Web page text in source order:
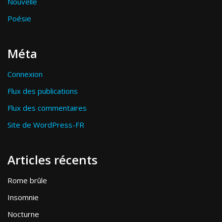
Poésie
Méta
Connexion
Flux des publications
Flux des commentaires
Site de WordPress-FR
Articles récents
Rome brûle
Insomnie
Nocturne